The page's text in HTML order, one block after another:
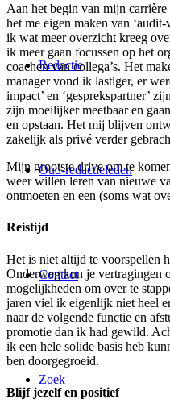
Redactie
Oud-redactieleden
Contact
Zoek
Aan het begin van mijn
het me eigen maken van
ik wat meer overzicht kreeg
ik meer gaan focussen op het
coachen van collega’s. Het
manager vond ik lastiger, er
impact’ en ‘gesprekspartner’
zijn moeilijker meetbaar en
en opstaan. Het mij blijven
zakelijk als privé verder
Mijn grootste drive om te
weer willen leren van nieuwe
ontmoeten en een (soms wat
Reistijd
Het is niet altijd te voorspellen
Onderweg kun je vertragingen
mogelijkheden om over te
jaren viel ik eigenlijk niet heel
naar de volgende functie en
promotie dan ik had gewild.
ik een hele solide basis heb
ben doorgegroeid.
Blijf jezelf en positief